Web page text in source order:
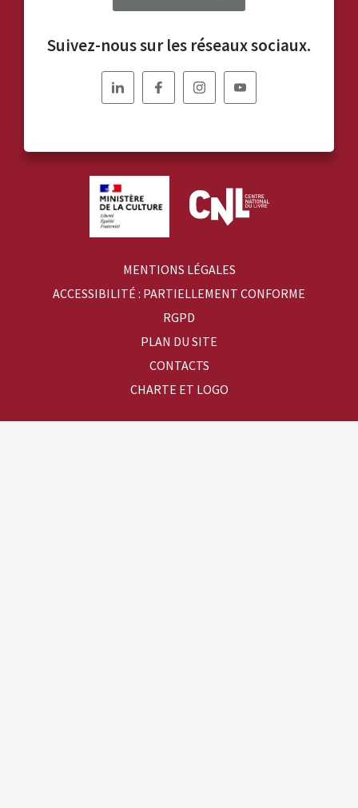
Suivez-nous sur les réseaux sociaux.
Nous
Nous
Nous
Nous
MENTIONS LÉGALES
ACCESSIBILITÉ : PARTIELLEMENT CONFORME
RGPD
PLAN DU SITE
CONTACTS
CHARTE ET LOGO